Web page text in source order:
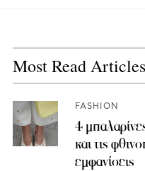
Most Read Articles
FASHION
4
και τις
εμφανίσεις